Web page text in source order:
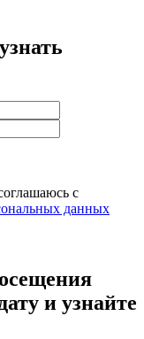
с
данных
и узнайте